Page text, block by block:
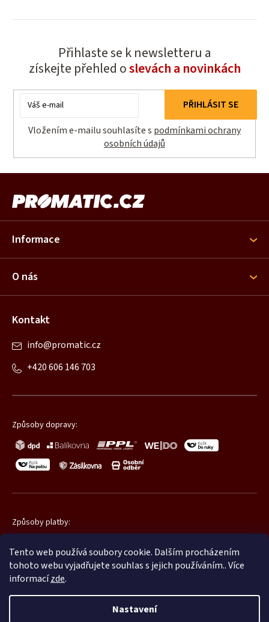
Tento web používá soubory cookie. Dalším procházením
tohoto webu vyjadřujete souhlas s jejich používáním.. Více
informacízde.
Nastavení
Přihlaste se k newsletteru a
získejte přehled oslevách a novinkách
E-
Vložením e-mailu souhlasíte s podmínkami ochrany
osobních údajů
PŘIHLÁSIT SE
p
t
Informace
O nás
Kontakt
info@promatic.cz
+420 606 146 703
Způsoby dopravy:
Způsoby platby: